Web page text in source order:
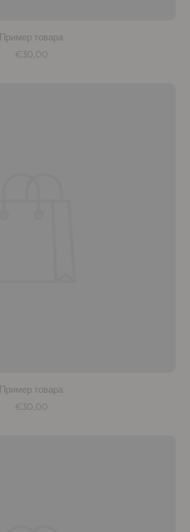
Пример товара
€30,00
Пример товара
€30,00